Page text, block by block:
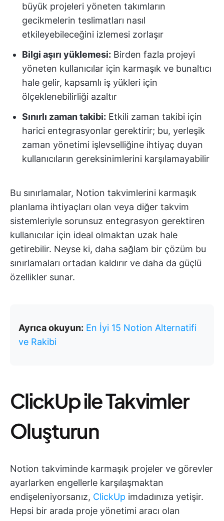
büyük projeleri yöneten takımların
gecikmelerin teslimatları nasıl
etkileyebileceğini izlemesi zorlaşır
Bilgi aşırı yüklemesi: Birden fazla projeyi
yöneten kullanıcılar için karmaşık ve bunaltıcı
hale gelir, kapsamlı iş yükleri için
ölçeklenebilirliği azaltır
Sınırlı zaman takibi: Etkili zaman takibi için
harici entegrasyonlar gerektirir; bu, yerleşik
zaman yönetimi işlevselliğine ihtiyaç duyan
kullanıcıların gereksinimlerini karşılamayabilir
Bu sınırlamalar, Notion takvimlerini karmaşık
planlama ihtiyaçları olan veya diğer takvim
sistemleriyle sorunsuz entegrasyon gerektiren
kullanıcılar için ideal olmaktan uzak hale
getirebilir. Neyse ki, daha sağlam bir çözüm bu
sınırlamaları ortadan kaldırır ve daha da güçlü
özellikler sunar.
Ayrıca okuyun: En İyi 15 Notion Alternatifi
ve Rakibi
ClickUp ile Takvimler
Oluşturun
Notion takviminde karmaşık projeler ve görevler
ayarlarken engellerle karşılaşmaktan
endişeleniyorsanız, ClickUp imdadınıza yetişir.
Hepsi bir arada proje yönetimi aracı olan